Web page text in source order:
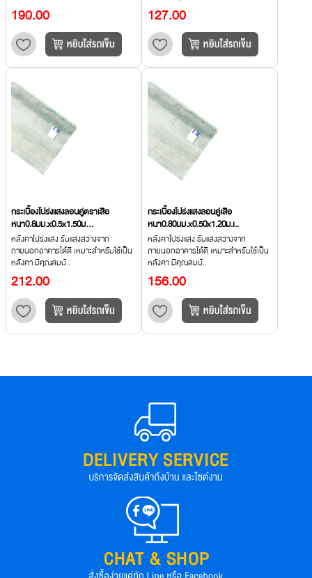
190.00 127.00
กระเบื้องโปร่งแสงลอนคู่ตราเสือ
หนา0.8มม.x0.5x1.50ม...
หลังคาโปร่งแสง รับแสงสว่างจาก
ภายนอกอาคารได้ดี เหมาะสำหรับใช้เป็น
หลังคา มีคุณสมบั..
212.00
กระเบื้องโปร่งแสงลอนคู่เสือ
หนา0.80มม.x0.50x1.20ม.เ..
หลังคาโปร่งแสง รับแสงสว่างจาก
ภายนอกอาคารได้ดี เหมาะสำหรับใช้เป็น
หลังคา มีคุณสมบั..
156.00